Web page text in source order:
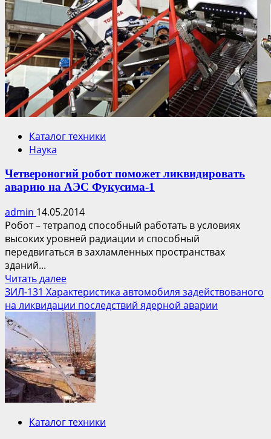
Каталог техники
Наука
Четвероногий робот поможет ликвидировать
аварию на АЭС Фукусима-1
admin 14.05.2014
Робот – тетрапод способный работать в условиях
высоких уровней радиации и способный
передвигаться в захламленных пространствах
зданий...
Читать далееПрочитать
больше
о
Четвероногий
робот
поможет
ликвидировать
аварию
на
АЭС
ЗИЛ-131 Характеристика автомобиля задействованого
на ликвидации последствий ядерной аварии
Каталог техники